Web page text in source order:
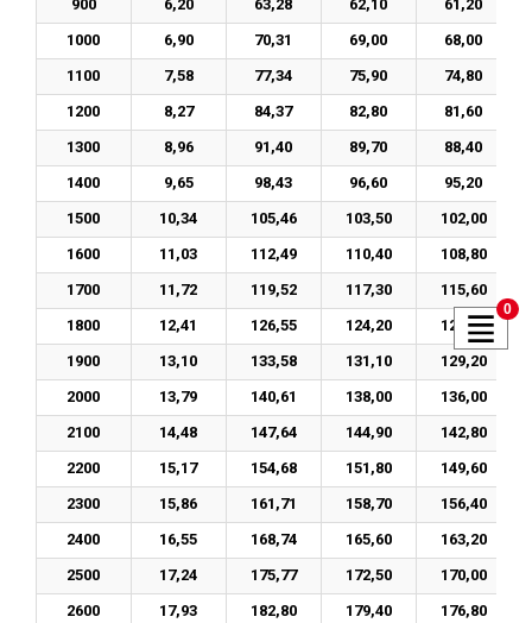
900
6,20 63,28 62,10
61,20
1000
6,90 70,31 69,00
68,00
1100
7,58 77,34 75,90
74,80
1200
8,27 84,37 82,80
81,60
1300
8,96 91,40 89,70
88,40
1400
9,65 98,43 96,60
95,20
1500
10,34 105,46 103,50
102,00
1600
11,03 112,49 110,40
108,80
1700
11,72 119,52 117,30
115,60
1800
12,41 126,55 124,20
122,40
1900
13,10 133,58 131,10
129,20
2000
13,79 140,61 138,00
136,00
2100
14,48 147,64 144,90
142,80
2200
15,17 154,68 151,80
149,60
2300
15,86 161,71 158,70
156,40
2400
16,55 168,74 165,60
163,20
2500
17,24 175,77 172,50
170,00
2600
17,93 182,80 179,40
176,80
0